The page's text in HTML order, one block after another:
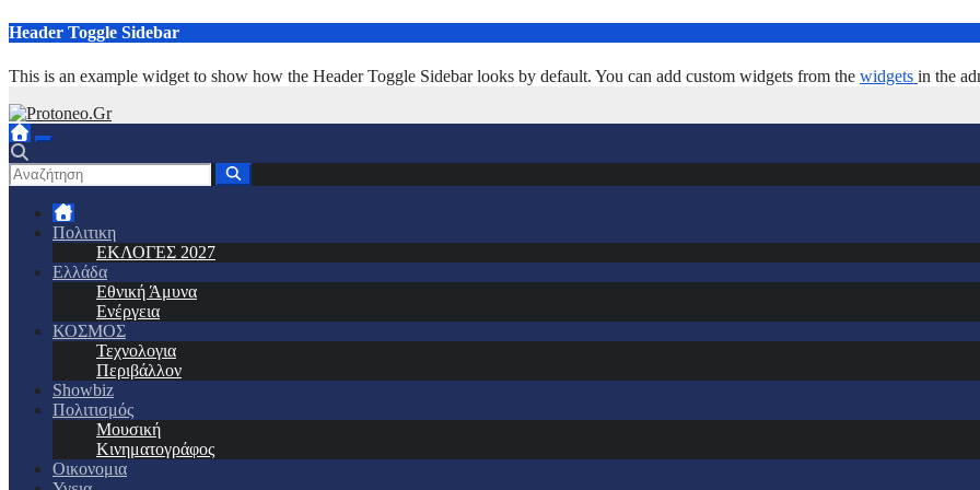
Μετάβαση
περιεχόμενο
Header Toggle Sidebar
This is an example widget to show how the Header Toggle Sidebar looks by default. You can add custom widgets from the widgets in the
Πολιτικη
ΕΚΛΟΓΕΣ 2027
Ελλάδα
Εθνική Άμυνα
Ενέργεια
ΚΟΣΜΟΣ
Τεχνολογια
Περιβάλλον
Showbiz
Πολιτισμός
Μουσική
Κινηματογράφος
Οικονομια